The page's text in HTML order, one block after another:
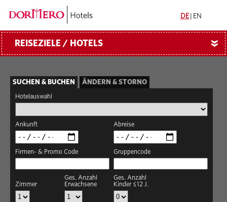
DE EN
REISEZIELE / HOTELS »
SUCHEN & BUCHEN ÄNDERN & STORNO
Hotelauswahl
Ankunft Abreise
Firmen- & Promo Code Gruppencode
Zimmer
Ges. Anzahl
Erwachsene
Ges. Anzahl
Kinder ≤12 J.